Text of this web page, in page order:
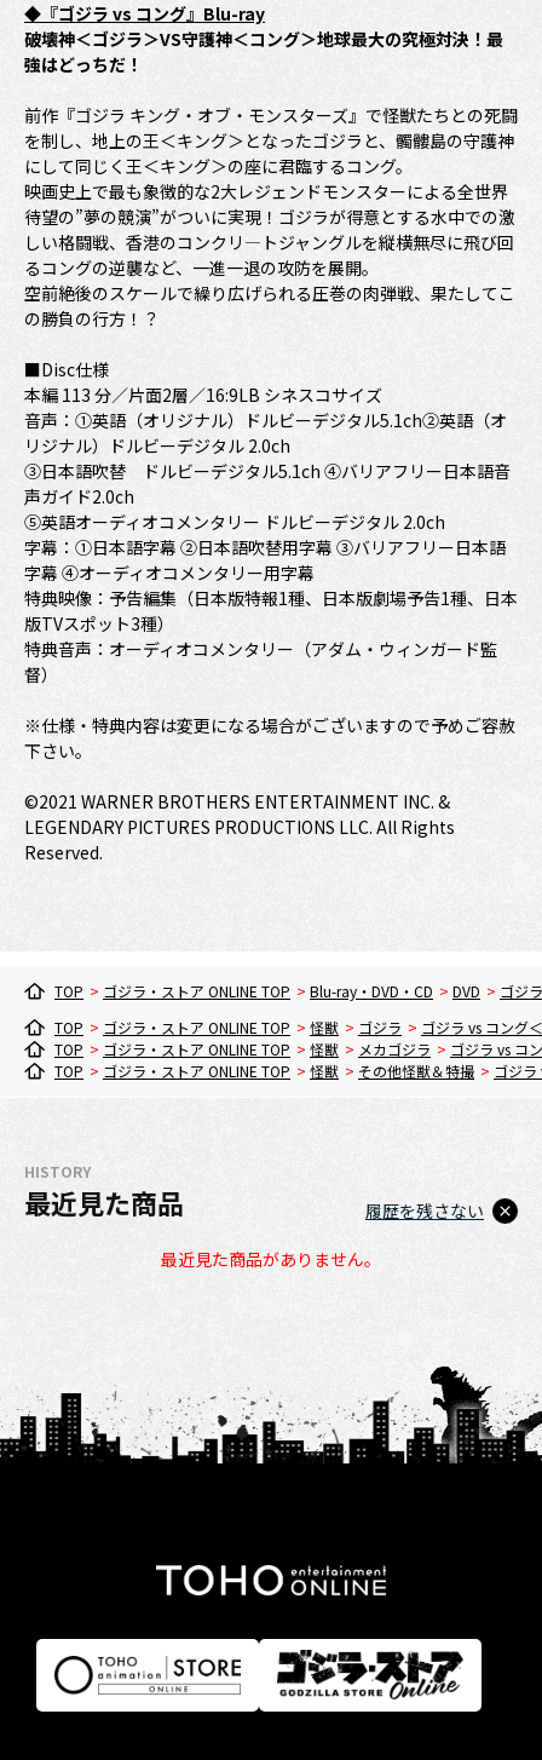
◆『ゴジラ vs コング』Blu-ray
破壊神＜ゴジラ＞VS守護神＜コング＞地球最大の究極対決！最
強はどっちだ！
前作『ゴジラ キング・オブ・モンスターズ』で怪獣たちとの死闘
を制し、地上の王＜キング＞となったゴジラと、髑髏島の守護神
にして同じく王＜キング＞の座に君臨するコング。
映画史上で最も象徴的な2大レジェンドモンスターによる全世界
待望の”夢の競演”がついに実現！ゴジラが得意とする水中での激
しい格闘戦、香港のコンクリ―トジャングルを縦横無尽に飛び回
るコングの逆襲など、一進一退の攻防を展開。
空前絶後のスケールで繰り広げられる圧巻の肉弾戦、果たしてこ
の勝負の行方！？
■Disc仕様
本編 113 分／片面2層／16:9LB シネスコサイズ
音声：①英語（オリジナル）ドルビーデジタル5.1ch②英語（オ
リジナル）ドルビーデジタル 2.0ch
③日本語吹替 ドルビーデジタル5.1ch ④バリアフリー日本語音
声ガイド2.0ch
⑤英語オーディオコメンタリー ドルビーデジタル 2.0ch
字幕：①日本語字幕 ②日本語吹替用字幕 ③バリアフリー日本語
字幕 ④オーディオコメンタリー用字幕
特典映像：予告編集（日本版特報1種、日本版劇場予告1種、日本
版TVスポット3種）
特典音声：オーディオコメンタリー（アダム・ウィンガード監
督）
※仕様・特典内容は変更になる場合がございますので予めご容赦
下さい。
©2021 WARNER BROTHERS ENTERTAINMENT INC. &
LEGENDARY PICTURES PRODUCTIONS LLC. All Rights
Reserved.
TOP > ゴジラ・ストア ONLINE TOP > Blu-ray・DVD・CD > DVD > ゴジ
TOP > ゴジラ・ストア ONLINE TOP > 怪獣 > ゴジラ > ゴジラ vs コング
TOP > ゴジラ・ストア ONLINE TOP > 怪獣 > メカゴジラ > ゴジラ vs コ
TOP > ゴジラ・ストア ONLINE TOP > 怪獣 > その他怪獣＆特撮 > ゴジ
HISTORY
最近見た商品
最近見た商品がありません。
履歴を残さない